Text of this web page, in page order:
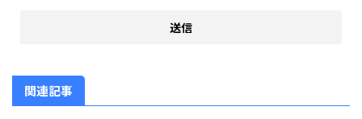
関連記事